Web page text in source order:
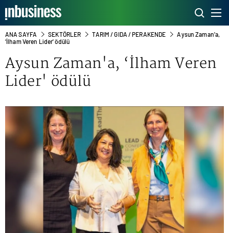
ANA SAYFA SEKTÖRLER TARIM / GIDA / PERAKENDE
Aysun Zaman'a,
‘İlham Veren Lider' ödülü
Aysun Zaman'a, ‘İlham Veren
Lider' ödülü